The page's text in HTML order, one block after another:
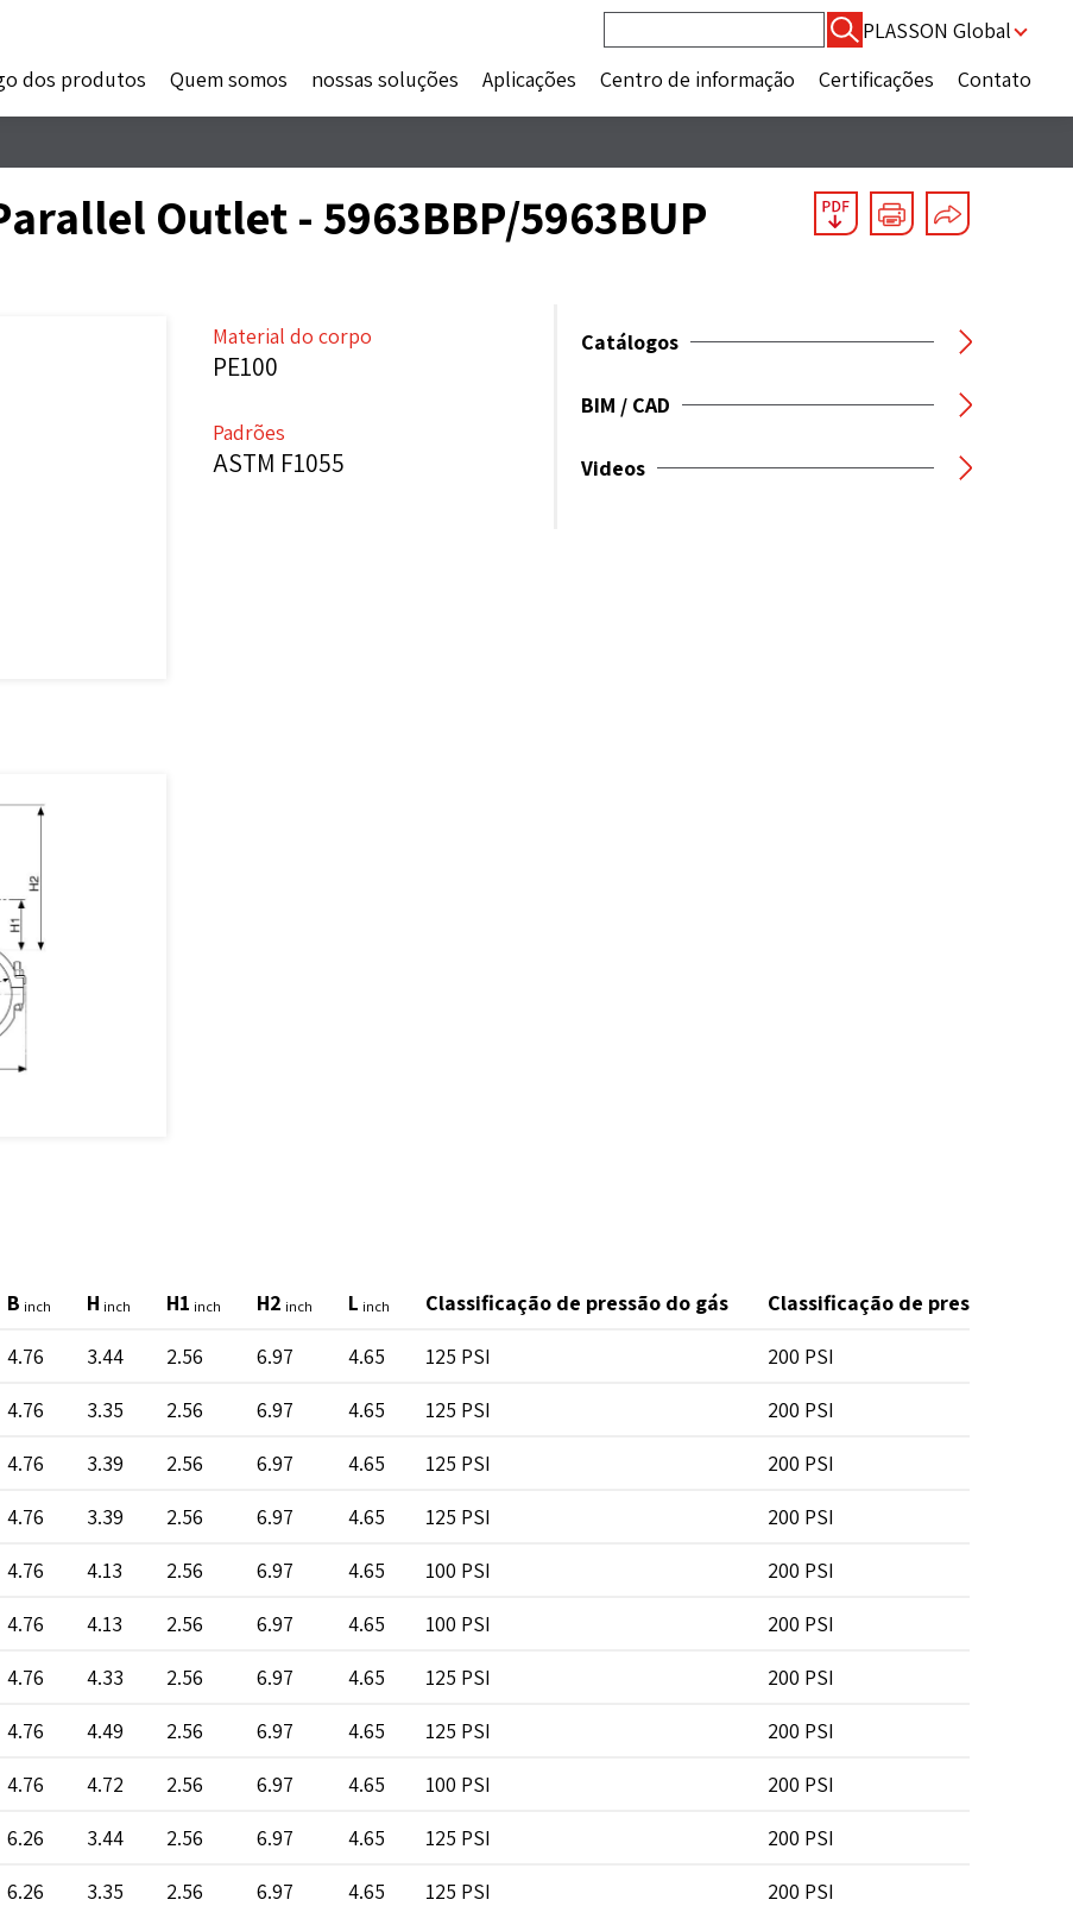
por:
PLASSON Global
dos produtos
Quem somos nossas soluções Aplicações Centro de informação Certificações Contato
Outlet - 5963BBP/5963BUP
Material do corpo
PE100
Padrões
ASTM F1055
Catálogos
BIM / CAD
Videos
B inch H inch H1 inch H2 inch L inch Classificação de pressão do gás
Classificação de pressão da
4.76 3.44 2.56 6.97 4.65 125 PSI
200 PSI
4.76 3.35 2.56 6.97 4.65 125 PSI
200 PSI
4.76 3.39 2.56 6.97 4.65 125 PSI
200 PSI
4.76 3.39 2.56 6.97 4.65 125 PSI
200 PSI
4.76 4.13 2.56 6.97 4.65 100 PSI
200 PSI
4.76 4.13 2.56 6.97 4.65 100 PSI
200 PSI
4.76 4.33 2.56 6.97 4.65 125 PSI
200 PSI
4.76 4.49 2.56 6.97 4.65 125 PSI
200 PSI
4.76 4.72 2.56 6.97 4.65 100 PSI
200 PSI
6.26 3.44 2.56 6.97 4.65 125 PSI
200 PSI
6.26 3.35 2.56 6.97 4.65 125 PSI
200 PSI